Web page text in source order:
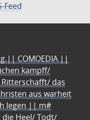
Feed
COMOEDIA ||
kampff/
das
aus warheit
legen || m#
Heel/ Todt/